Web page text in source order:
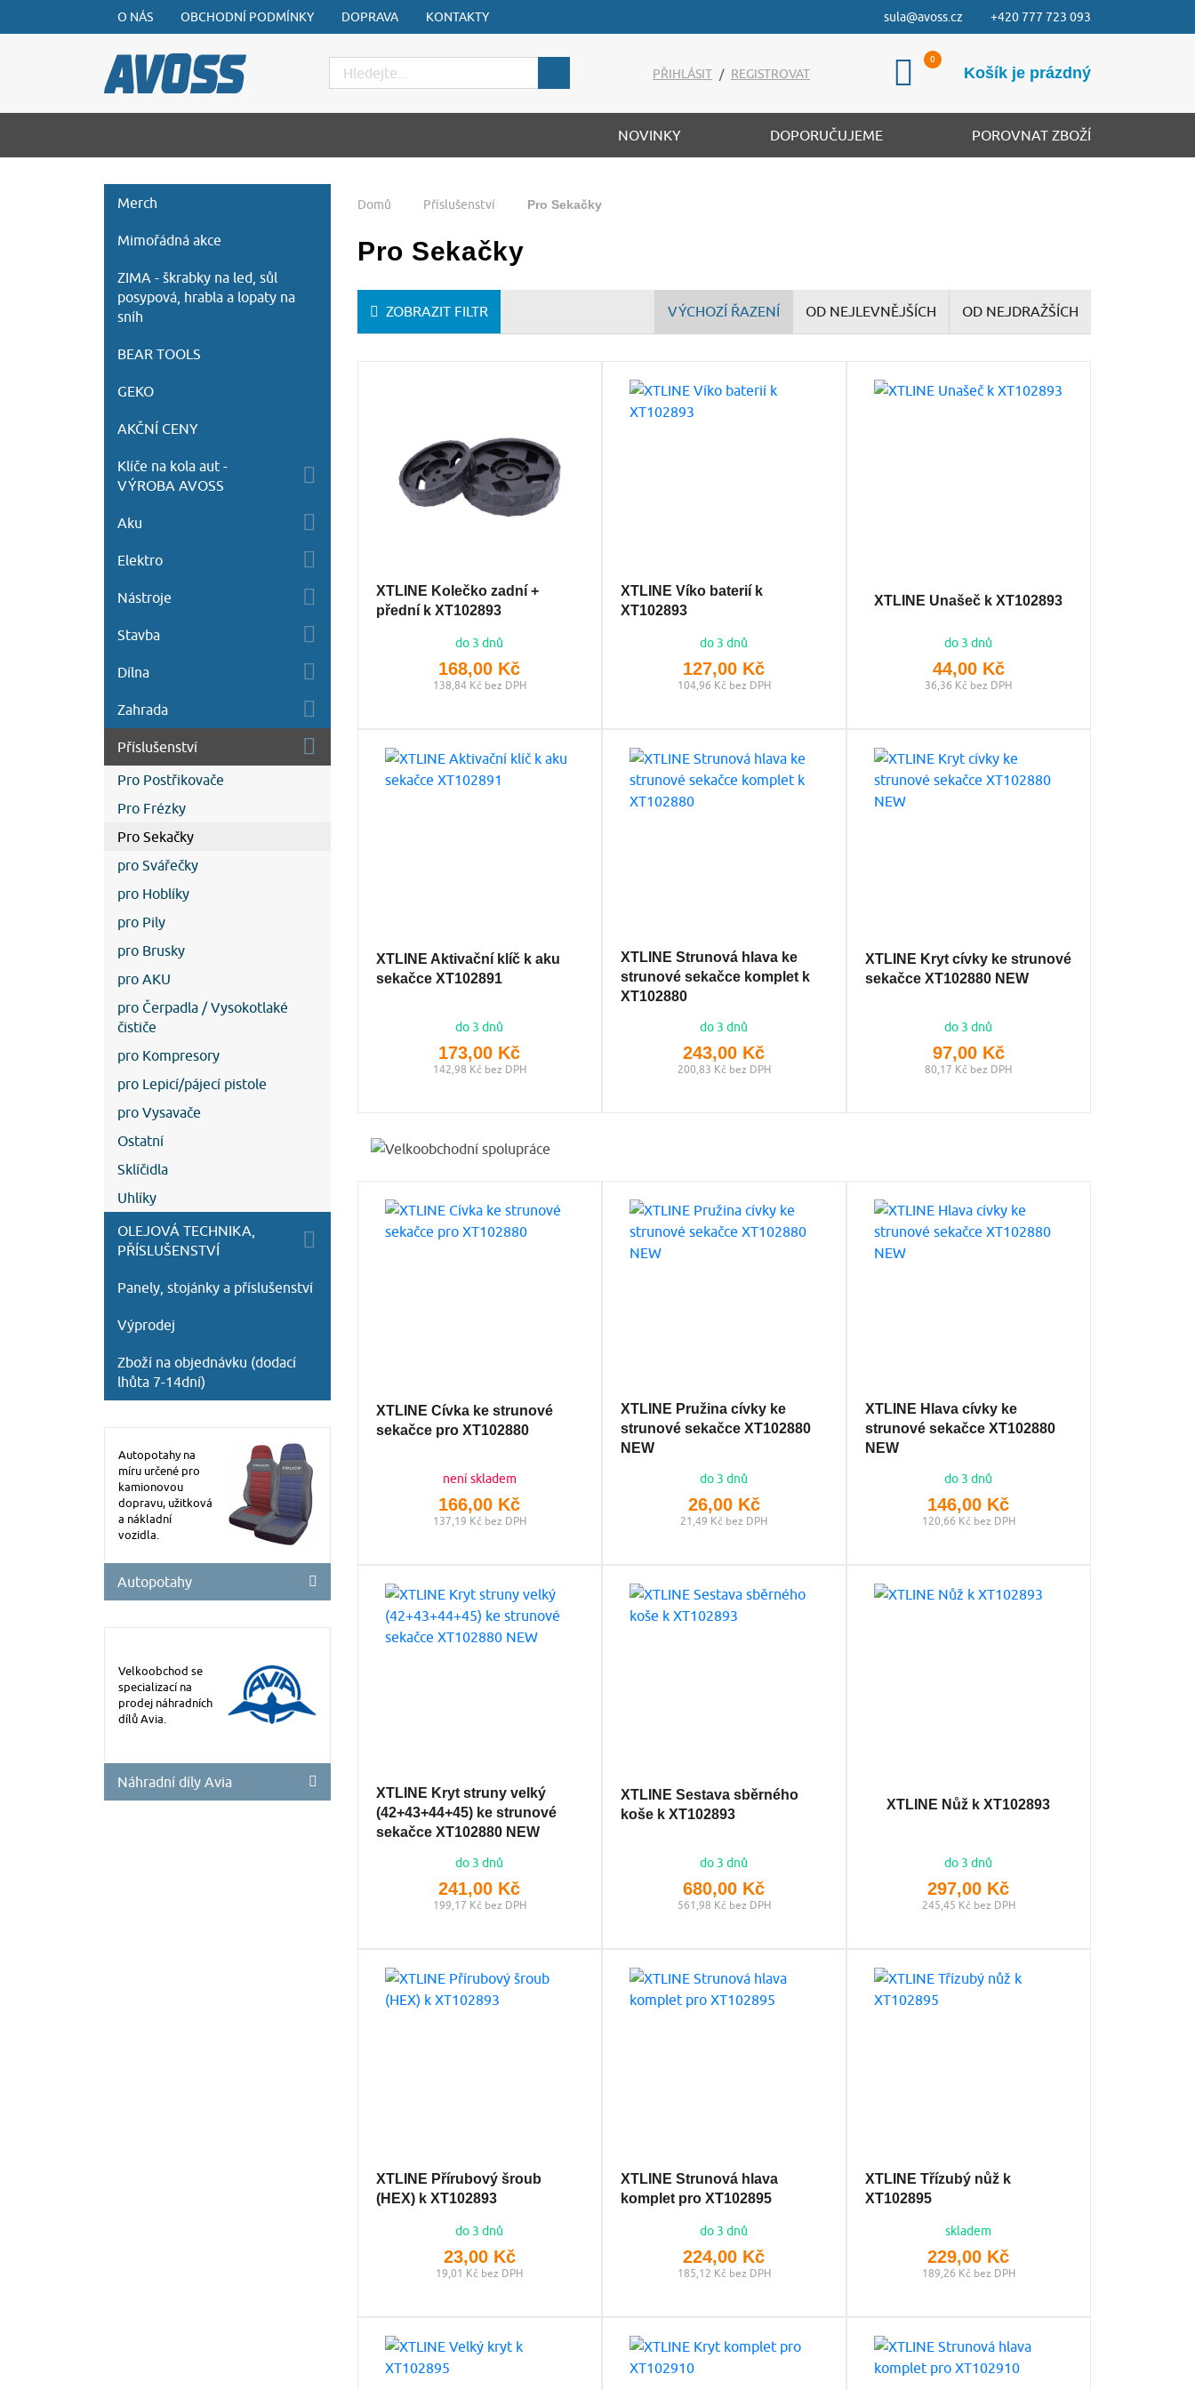
O NÁS OBCHODNÍ PODMÍNKY DOPRAVA KONTAKTY sula@avoss.cz +420 777 723 093
Hledat PŘIHLÁSIT / REGISTROVAT Košík je prázdný
NOVINKY DOPORUČUJEME POROVNAT ZBOŽÍ
Merch
Mimořádná akce
ZIMA - škrabky na led, sůl
posypová, hrabla a lopaty na
sníh
BEAR TOOLS
GEKO
AKČNÍ CENY
Klíče na kola aut -
VÝROBA AVOSS
Aku
Elektro
Nástroje
Stavba
Dílna
Zahrada
Příslušenství
Pro Postřikovače
Pro Frézky
Pro Sekačky
pro Svářečky
pro Hoblíky
pro Pily
pro Brusky
pro AKU
pro Čerpadla / Vysokotlaké
čističe
pro Kompresory
pro Lepicí/pájecí pistole
pro Vysavače
Ostatní
Sklíčidla
Uhlíky
OLEJOVÁ TECHNIKA,
PŘÍSLUŠENSTVÍ
Panely, stojánky a příslušenství
Výprodej
Zboží na objednávku (dodací
lhůta 7-14dní)
Autopotahy na
míru určené pro
kamionovou
dopravu, užitková
a nákladní
vozidla.
Autopotahy
Velkoobchod se
specializací na
prodej náhradních
dílů Avia.
Náhradní díly Avia
Domů Příslušenství Pro Sekačky
Pro Sekačky
ZOBRAZIT FILTR VÝCHOZÍ ŘAZENÍ OD NEJLEVNĚJŠÍCH OD NEJDRAŽŠÍCH
XTLINE Kolečko zadní +
přední k XT102893
do 3 dnů
168,00 Kč
138,84 Kč bez DPH
XTLINE Víko baterií k
XT102893
do 3 dnů
127,00 Kč
104,96 Kč bez DPH
XTLINE Unašeč k XT102893
do 3 dnů
44,00 Kč
36,36 Kč bez DPH
XTLINE Aktivační klíč k aku
sekačce XT102891
do 3 dnů
173,00 Kč
142,98 Kč bez DPH
XTLINE Strunová hlava ke
strunové sekačce komplet k
XT102880
do 3 dnů
243,00 Kč
200,83 Kč bez DPH
XTLINE Kryt cívky ke strunové
sekačce XT102880 NEW
do 3 dnů
97,00 Kč
80,17 Kč bez DPH
XTLINE Cívka ke strunové
sekačce pro XT102880
není skladem
166,00 Kč
137,19 Kč bez DPH
XTLINE Pružina cívky ke
strunové sekačce XT102880
NEW
do 3 dnů
26,00 Kč
21,49 Kč bez DPH
XTLINE Hlava cívky ke
strunové sekačce XT102880
NEW
do 3 dnů
146,00 Kč
120,66 Kč bez DPH
XTLINE Kryt struny velký
(42+43+44+45) ke strunové
sekačce XT102880 NEW
do 3 dnů
241,00 Kč
199,17 Kč bez DPH
XTLINE Sestava sběrného
koše k XT102893
do 3 dnů
680,00 Kč
561,98 Kč bez DPH
XTLINE Nůž k XT102893
do 3 dnů
297,00 Kč
245,45 Kč bez DPH
XTLINE Přírubový šroub
(HEX) k XT102893
do 3 dnů
23,00 Kč
19,01 Kč bez DPH
XTLINE Strunová hlava
komplet pro XT102895
do 3 dnů
224,00 Kč
185,12 Kč bez DPH
XTLINE Třízubý nůž k
XT102895
skladem
229,00 Kč
189,26 Kč bez DPH